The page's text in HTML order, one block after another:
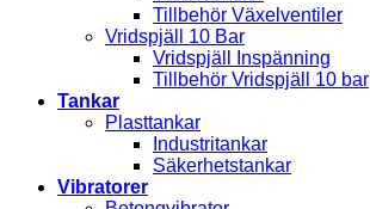
Tillbehör Växelventiler
Vridspjäll 10 Bar
Vridspjäll Inspänning
Tillbehör Vridspjäll 10 bar
Tankar
Plasttankar
Industritankar
Säkerhetstankar
Vibratorer